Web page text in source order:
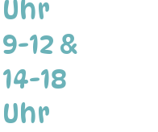
Uhr
9-12 &
14-18
Uhr